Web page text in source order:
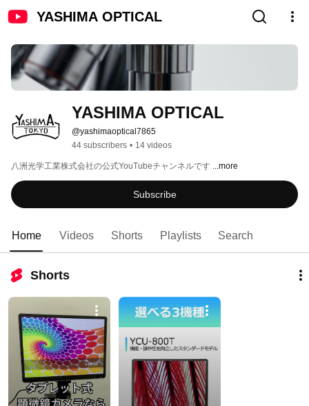
YASHIMA OPTICAL
YASHIMA OPTICAL
@yashimaoptical7865
44 subscribers • 14 videos
八洲光学工業株式会社の公式YouTubeチャンネルです ...more
Subscribe
Home Videos Shorts Playlists Search
Shorts